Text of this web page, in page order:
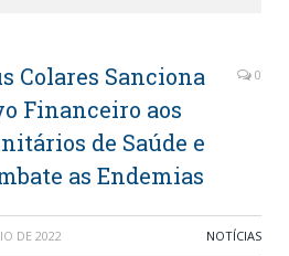
Colares Sanciona
Financeiro aos
de Saúde e
as Endemias
0
DE 2022 NOTÍCIAS